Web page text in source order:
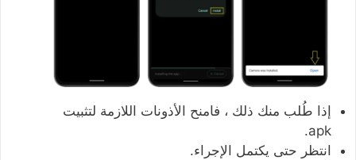
إذا طُلب منك ذلك ، فامنح الأذونات اللازمة لتثبيت
apk.
انتظر حتى يكتمل الإجراء.